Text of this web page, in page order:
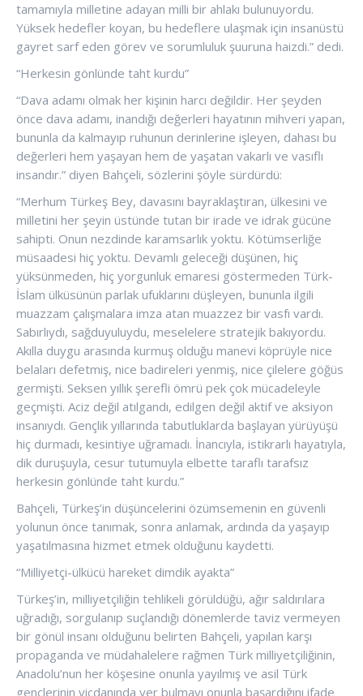
tamamıyla milletine adayan milli bir ahlakı bulunuyordu.
Yüksek hedefler koyan, bu hedeflere ulaşmak için insanüstü
gayret sarf eden görev ve sorumluluk şuuruna haizdi.” dedi.
“Herkesin gönlünde taht kurdu”
“Dava adamı olmak her kişinin harcı değildir. Her şeyden
önce dava adamı, inandığı değerleri hayatının mihveri yapan,
bununla da kalmayıp ruhunun derinlerine işleyen, dahası bu
değerleri hem yaşayan hem de yaşatan vakarlı ve vasıflı
insandır.” diyen Bahçeli, sözlerini şöyle sürdürdü:
“Merhum Türkeş Bey, davasını bayraklaştıran, ülkesini ve
milletini her şeyin üstünde tutan bir irade ve idrak gücüne
sahipti. Onun nezdinde karamsarlık yoktu. Kötümserliğe
müsaadesi hiç yoktu. Devamlı geleceği düşünen, hiç
yüksünmeden, hiç yorgunluk emaresi göstermeden Türk-
İslam ülküsünün parlak ufuklarını düşleyen, bununla ilgili
muazzam çalışmalara imza atan muazzez bir vasfı vardı.
Sabırlıydı, sağduyuluydu, meselelere stratejik bakıyordu.
Akılla duygu arasında kurmuş olduğu manevi köprüyle nice
belaları defetmiş, nice badireleri yenmiş, nice çilelere göğüs
germişti. Seksen yıllık şerefli ömrü pek çok mücadeleyle
geçmişti. Aciz değil atılgandı, edilgen değil aktif ve aksiyon
insanıydı. Gençlik yıllarında tabutluklarda başlayan yürüyüşü
hiç durmadı, kesintiye uğramadı. İnancıyla, istikrarlı hayatıyla,
dik duruşuyla, cesur tutumuyla elbette taraflı tarafsız
herkesin gönlünde taht kurdu.”
Bahçeli, Türkeş’in düşüncelerini özümsemenin en güvenli
yolunun önce tanımak, sonra anlamak, ardında da yaşayıp
yaşatılmasına hizmet etmek olduğunu kaydetti.
“Milliyetçi-ülkücü hareket dimdik ayakta”
Türkeş’in, milliyetçiliğin tehlikeli görüldüğü, ağır saldırılara
uğradığı, sorgulanıp suçlandığı dönemlerde taviz vermeyen
bir gönül insanı olduğunu belirten Bahçeli, yapılan karşı
propaganda ve müdahalelere rağmen Türk milliyetçiliğinin,
Anadolu’nun her köşesine onunla yayılmış ve asil Türk
gençlerinin vicdanında yer bulmayı onunla başardığını ifade